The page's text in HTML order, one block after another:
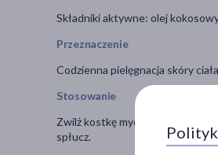
Składniki aktywne: olej
Przeznaczenie
Codzienna pielęgnacja skóry
Stosowanie
Zwilż kostkę mydła wodą i spień
spłucz.